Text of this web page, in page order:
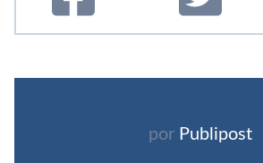
por Publipost